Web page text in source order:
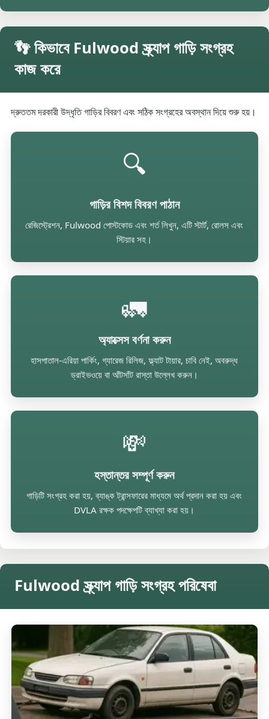
👣 কিভাবে Fulwood স্ক্র্যাপ গাড়ি সংগ্রহ
কাজ করে
দ্রুততম দরকারী উদ্ধৃতি গাড়ির বিবরণ এবং সঠিক সংগ্রহের অবস্থান দিয়ে শুরু হয়।
🔍
গাড়ির বিশদ বিবরণ পাঠান
রেজিস্ট্রেশন, Fulwood পোস্টকোড এবং শর্ত লিখুন, এটি স্টার্ট, রোলস এবং
স্টিয়ার সহ।
🚛
অ্যাক্সেস বর্ণনা করুন
হাসপাতাল-এরিয়া পার্কিং, গ্যারেজ রিলিজ, ফ্ল্যাট টায়ার, চাবি নেই, অবরুদ্ধ
ড্রাইভওয়ে বা আঁটসাঁট রাস্তা উল্লেখ করুন।
💸
হস্তান্তর সম্পূর্ণ করুন
গাড়িটি সংগ্রহ করা হয়, ব্যাঙ্ক ট্রান্সফারের মাধ্যমে অর্থ প্রদান করা হয় এবং
DVLA রক্ষক পদক্ষেপটি ব্যাখ্যা করা হয়।
Fulwood স্ক্র্যাপ গাড়ি সংগ্রহ পরিষেবা